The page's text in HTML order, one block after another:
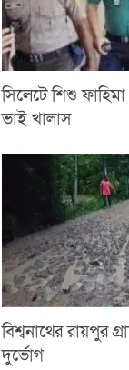
সিলেটে শিশু
ভাই খালাস
বিশ্বনাথের রায়পুর
দুর্ভোগ